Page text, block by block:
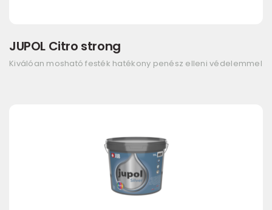
JUPOL Citro strong
Kiválóan mosható festék hatékony penész elleni védelemmel